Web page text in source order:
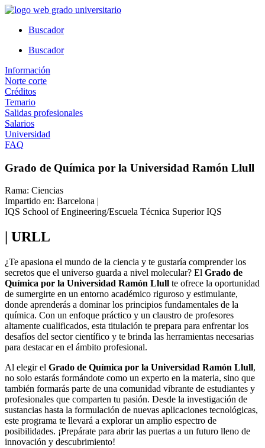
Ir
contenidoBuscador
Buscador
Información
Norte corte
Créditos
Temario
Salidas profesionales
Salarios
Universidad
FAQ
Grado de Química por la Universidad Ramón Llull
Rama: Ciencias
Impartido en: Barcelona |
IQS School of Engineering/Escuela Técnica Superior IQS
| URLL
¿Te apasiona el mundo de la ciencia y te gustaría comprender los
secretos que el universo guarda a nivel molecular? El Grado de
Química por la Universidad Ramón Llull te ofrece la oportunidad
de sumergirte en un entorno académico riguroso y estimulante,
donde aprenderás a dominar los principios fundamentales de la
química. Con un enfoque práctico y un claustro de profesores
altamente cualificados, esta titulación te prepara para enfrentar los
desafíos del sector científico y te brinda las herramientas necesarias
para destacar en el ámbito profesional.
Al elegir el Grado de Química por la Universidad Ramón Llull,
no solo estarás formándote como un experto en la materia, sino que
también formarás parte de una comunidad vibrante de estudiantes y
profesionales que comparten tu pasión. Desde la investigación de
sustancias hasta la formulación de nuevas aplicaciones tecnológicas,
este programa te llevará a explorar un amplio espectro de
posibilidades. ¡Prepárate para abrir las puertas a un futuro lleno de
innovación y descubrimiento!